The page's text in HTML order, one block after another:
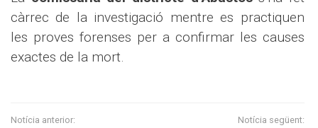
càrrec de la investigació mentre es practiquen
les proves forenses per a confirmar les causes
exactes de la mort.
Notícia anterior: Notícia següent: